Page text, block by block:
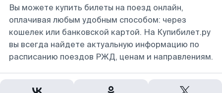
Вы можете купить билеты на поезд онлайн,
оплачивая любым удобным способом: через
кошелек или банковской картой. На Купибилет.ру
вы всегда найдете актуальную информацию по
расписанию поездов РЖД, ценам и направлениям.